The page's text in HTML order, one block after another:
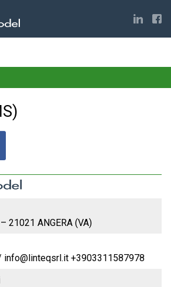
IN ITALY
21021 ANGERA (VA)
+3903311587978